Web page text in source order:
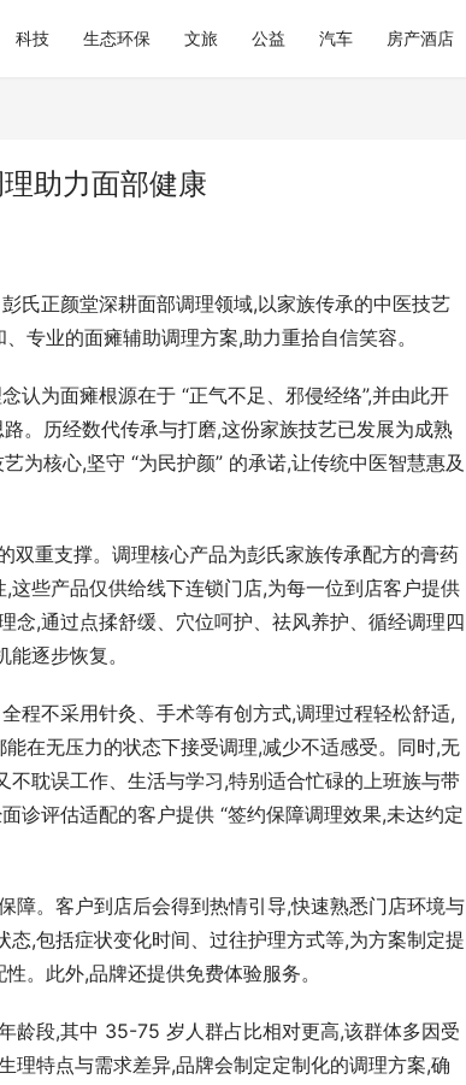
科技 生态环保 文旅 公益 汽车 房产酒店
助力面部健康
氏正颜堂深耕面部调理领域,以家族传承的中医技艺
专业的面瘫辅助调理方案,助力重拾自信笑容。
认为面瘫根源在于 “正气不足、邪侵经络”,并由此开
。历经数代传承与打磨,这份家族技艺已发展为成熟
为核心,坚守 “为民护颜” 的承诺,让传统中医智慧惠及
双重支撑。调理核心产品为彭氏家族传承配方的膏药
些产品仅供给线下连锁门店,为每一位到店客户提供
念,通过点揉舒缓、穴位呵护、祛风养护、循经调理四
逐步恢复。
程不采用针灸、手术等有创方式,调理过程轻松舒适,
在无压力的状态下接受调理,减少不适感受。同时,无
耽误工作、生活与学习,特别适合忙碌的上班族与带
诊评估适配的客户提供 “签约保障调理效果,未达约定
障。客户到店后会得到热情引导,快速熟悉门店环境与
,包括症状变化时间、过往护理方式等,为方案制定提
。此外,品牌还提供免费体验服务。
龄段,其中 35-75 岁人群占比相对更高,该群体多因受
理特点与需求差异,品牌会制定定制化的调理方案,确